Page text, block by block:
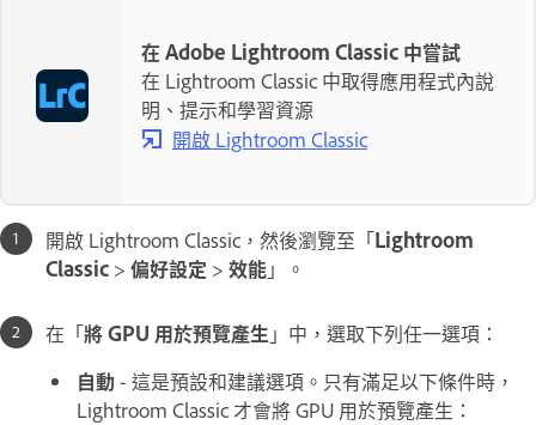
在 Adobe Lightroom Classic 中嘗試
在 Lightroom Classic 中取得應用程式內說
明、提示和學習資源
開啟 Lightroom Classic
開啟 Lightroom Classic，然後瀏覽至「Lightroom
Classic > 偏好設定 > 效能」。
在「將 GPU 用於預覽產生」中，選取下列任一選項：
自動- 這是預設和建議選項。只有滿足以下條件時，
Lightroom Classic 才會將 GPU 用於預覽產生：